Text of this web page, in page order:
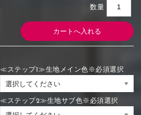
数量
≪ステップ1≫生地メイン色※必須選択
≪ステップ2≫生地サブ色※必須選択